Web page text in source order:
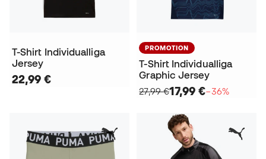
T-Shirt Individualliga
Jersey
22,99 €
PROMOTION
T-Shirt Individualliga
Graphic Jersey
27,99 €17,99 €−36%